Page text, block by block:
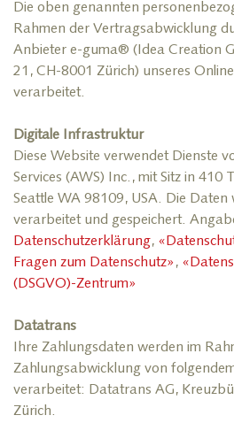
Die oben genannten
Rahmen der Vertragsabwicklung
Anbieter e-guma® (Idea Creation
21, CH-8001 Zürich) unseres
verarbeitet.
Digitale Infrastruktur
Diese Website verwendet Dienste
Services (AWS) Inc., mit Sitz in 410
Seattle WA 98109, USA. Die Daten
verarbeitet und gespeichert.
Datenschutzerklärung,
Fragen zum Datenschutz» ,
(DSGVO)-Zentrum»
Datatrans
Ihre Zahlungsdaten werden im
Zahlungsabwicklung von
verarbeitet: Datatrans AG,
Zürich.